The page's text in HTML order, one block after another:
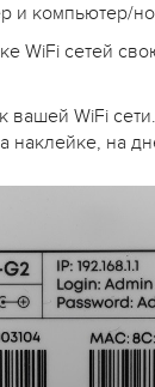
и компьютер/
WiFi сетей
вашей WiFi
наклейке, на